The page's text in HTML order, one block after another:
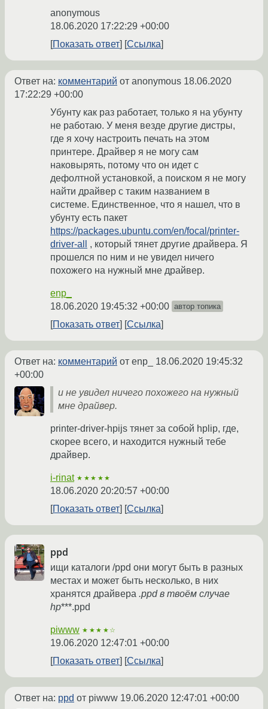
anonymous
18.06.2020 17:22:29 +00:00
Показать ответ
Ссылка
Ответ на: комментарий от anonymous 18.06.2020
17:22:29 +00:00
Убунту как раз работает, только я на убунту
не работаю. У меня везде другие дистры,
где я хочу настроить печать на этом
принтере. Драйвер я не могу сам
наковырять, потому что он идет с
дефолтной установкой, а поиском я не могу
найти драйвер с таким названием в
системе. Единственное, что я нашел, что в
убунту есть пакет
https://packages.ubuntu.com/en/focal/printer-
driver-all
, который тянет другие драйвера. Я
прошелся по ним и не увидел ничего
похожего на нужный мне драйвер.
enp_
18.06.2020 19:45:32 +00:00 автор топика
Показать ответ Ссылка
Ответ на: комментарий от enp_ 18.06.2020 19:45:32
+00:00
и не увидел ничего похожего на нужный
мне драйвер.
printer-driver-hpijs тянет за собой hplip, где,
скорее всего, и находится нужный тебе
драйвер.
i-rinat ★★★★★
18.06.2020 20:20:57 +00:00
Показать ответ
Ссылка
ppd
ищи каталоги /ppd они могут быть в разных
местах и может быть несколько, в них
хранятся драйвера .ppd в твоём случае
hp***.ppd
piwww ★★★★☆
19.06.2020 12:47:01 +00:00
Показать ответ
Ссылка
Ответ на: ppd от piwww 19.06.2020 12:47:01 +00:00